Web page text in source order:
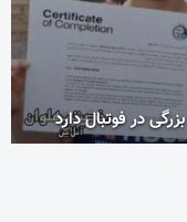
در فوتبال دارد